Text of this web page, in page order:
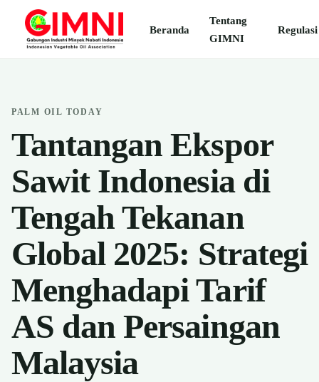
Beranda
Tentang
GIMNI
Regulasi
PALM OIL TODAY
Tantangan Ekspor
Sawit Indonesia di
Tengah Tekanan
Global 2025: Strategi
Menghadapi Tarif
AS dan Persaingan
Malaysia